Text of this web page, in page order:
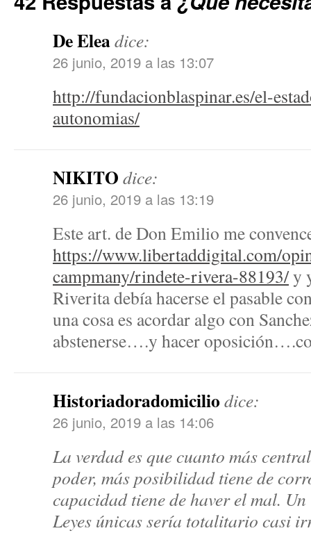
De Eleadice:
26 junio, 2019 a las 13:07
http://fundacionblaspinar.es/el-
autonomias/
NIKITO dice:
26 junio, 2019 a las 13:19
Este art. de Don Emilio me
https://www.libertaddigital.com/
campmany/rindete-rivera-88193/y
Riverita debía hacerse el pasable
una cosa es acordar algo con
abstenerse….y hacer
Historiadoradomiciliodice:
26 junio, 2019 a las 14:06
La verdad es que cuanto más
poder, más posibilidad tiene de
capacidad tiene de haver el mal.
Leyes únicas sería totalitario casi